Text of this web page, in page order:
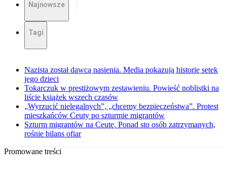
Najnowsze
Tagi
Nazista został dawcą nasienia. Media pokazują historię setek
jego dzieci
Tokarczuk w prestiżowym zestawieniu. Powieść noblistki na
liście książek wszech czasów
„Wyrzucić nielegalnych”, „chcemy bezpieczeństwa”. Protest
mieszkańców Ceuty po szturmie migrantów
Szturm migrantów na Ceutę. Ponad sto osób zatrzymanych,
rośnie bilans ofiar
Promowane treści